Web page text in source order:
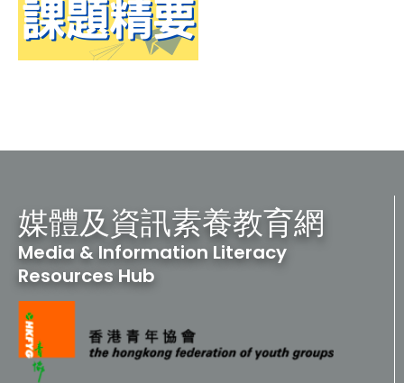
媒體及資訊素養教育網
Media & Information Literacy
Resources Hub